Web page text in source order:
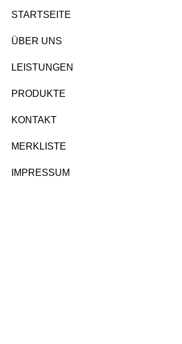
STARTSEITE
ÜBER UNS
LEISTUNGEN
PRODUKTE
KONTAKT
MERKLISTE
IMPRESSUM